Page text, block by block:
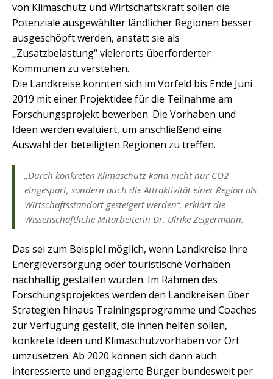
von Klimaschutz und Wirtschaftskraft sollen die
Potenziale ausgewählter ländlicher Regionen besser
ausgeschöpft werden, anstatt sie als
„Zusatzbelastung“ vielerorts überforderter
Kommunen zu verstehen.
Die Landkreise konnten sich im Vorfeld bis Ende Juni
2019 mit einer Projektidee für die Teilnahme am
Forschungsprojekt bewerben. Die Vorhaben und
Ideen werden evaluiert, um anschließend eine
Auswahl der beteiligten Regionen zu treffen.
„Durch konkreten Klimaschutz kann nicht nur CO2
eingespart, sondern auch die Attraktivität einer Region als
Wirtschaftsstandort gesteigert werden“, erklärt die
Wissenschaftliche Mitarbeiterin Dr. Ulrike Zeigermann.
Das sei zum Beispiel möglich, wenn Landkreise ihre
Energieversorgung oder touristische Vorhaben
nachhaltig gestalten würden. Im Rahmen des
Forschungsprojektes werden den Landkreisen über
Strategien hinaus Trainingsprogramme und Coaches
zur Verfügung gestellt, die ihnen helfen sollen,
konkrete Ideen und Klimaschutzvorhaben vor Ort
umzusetzen. Ab 2020 können sich dann auch
interessierte und engagierte Bürger bundesweit per